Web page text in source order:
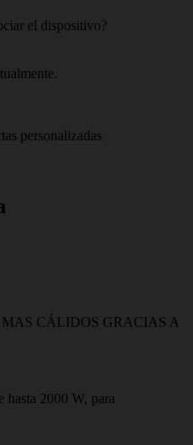
el dispositivo?
personalizadas
CÁLIDOS GRACIAS A
hasta 2000 W, para